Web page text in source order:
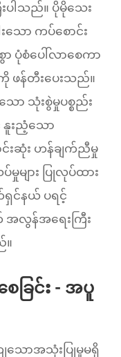
ါသည်။ ပိုမိုသေး
သော ကပ်စောင်း
ပုံစံပေါ်လာစေကာ
ဖန်တီးပေးသည်။
ာ သုံးစွဲမှုပစ္စည်း
နူးညံ့သော
င်းဆုံး ဟန်ချက်ညီမှု
မှုများ ပြုလုပ်ထား
င်နယ် ပရင့်
အလွန်အရေးကြီး
။
ခြင်း - အပူ
သောအသုံးပြုမှုမရှိ